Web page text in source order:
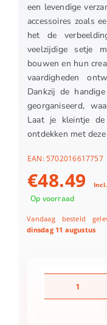
een levendige
accessoires zoals
het de
veelzijdige setje
bouwen en hun
vaardigheden
Dankzij de
georganiseerd,
Laat je kleintje
ontdekken met
EAN:5702016617757
€48.49
Op voorraad
Vandaag besteld
dinsdag 11 augustus
10914